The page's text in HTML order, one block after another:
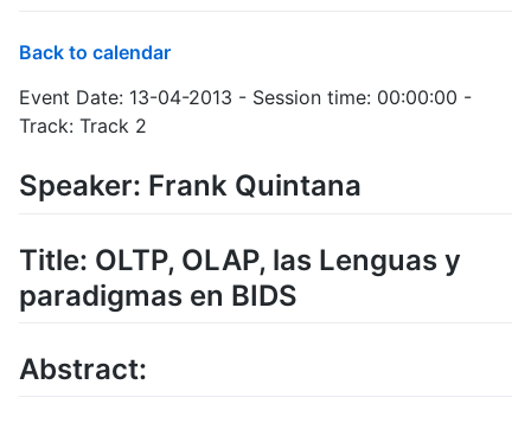
Back to calendar
Event Date: 13-04-2013 - Session time: 00:00:00 -
Track: Track 2
Speaker: Frank Quintana
Title: OLTP, OLAP, las Lenguas y
paradigmas en BIDS
Abstract: